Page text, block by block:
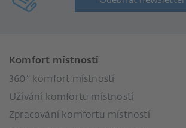
Komfort místností
360° komfort místností
Užívání komfortu místností
Zpracování komfortu místností